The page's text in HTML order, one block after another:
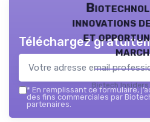
innovations
et
Biotech
Téléchargez
* En remplissant ce formulaire,
des fins commerciales par
partenaires.